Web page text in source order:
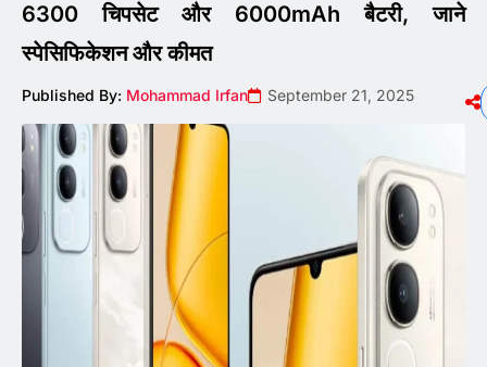
6300 चिपसेट और 6000mAh बैटरी, जाने
स्पेसिफिकेशन और कीमत
Published By: Mohammad Irfan September 21, 2025